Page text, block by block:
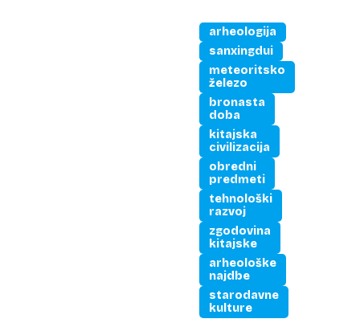
arheologija
sanxingdui
meteoritsko
železo
bronasta
doba
kitajska
civilizacija
obredni
predmeti
tehnološki
razvoj
zgodovina
kitajske
arheološke
najdbe
starodavne
kulture